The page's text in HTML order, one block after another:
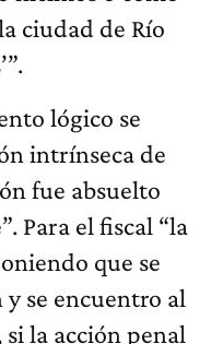
ciudad de Río
lógico se
intrínseca de
fue absuelto
Para el fiscal “la
que se
se encuentro al
la acción penal